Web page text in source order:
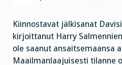
Kiinnostavat jälkisanat
kirjoittanut Harry
ole saanut ansaitsemaansa
Maailmanlaajuisesti tilanne